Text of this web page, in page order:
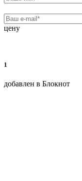
цену
1
добавлен в Блокнот